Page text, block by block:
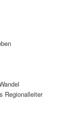
Regionalleiter